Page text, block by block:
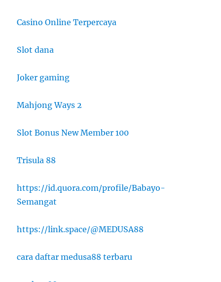
Casino Online Terpercaya
Slot dana
Joker gaming
Mahjong Ways 2
Slot Bonus New Member 100
Trisula 88
https://id.quora.com/profile/Babayo-
Semangat
https://link.space/@MEDUSA88
cara daftar medusa88 terbaru